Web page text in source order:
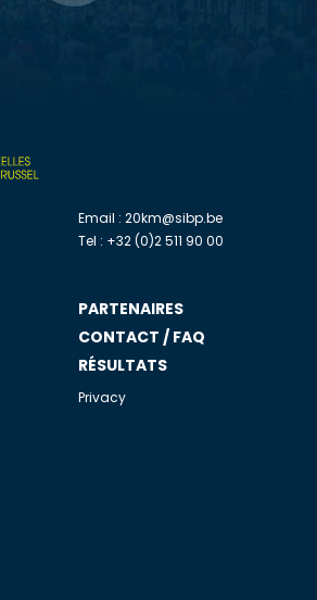
Email : 20km@sibp.be
Tel : +32 (0)2 511 90 00
PARTENAIRES
CONTACT / FAQ
RÉSULTATS
Privacy